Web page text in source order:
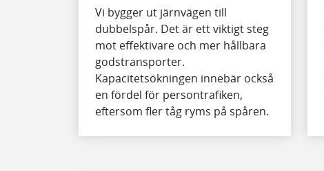
Vi bygger ut järnvägen till
dubbelspår. Det är ett viktigt steg
mot effektivare och mer hållbara
godstransporter.
Kapacitetsökningen innebär också
en fördel för persontrafiken,
eftersom fler tåg ryms på spåren.